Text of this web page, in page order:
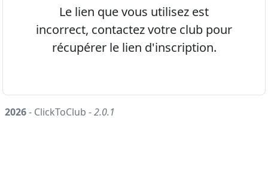
Le lien que vous utilisez est
incorrect, contactez votre club pour
récupérer le lien d'inscription.
2026- ClickToClub -2.0.1